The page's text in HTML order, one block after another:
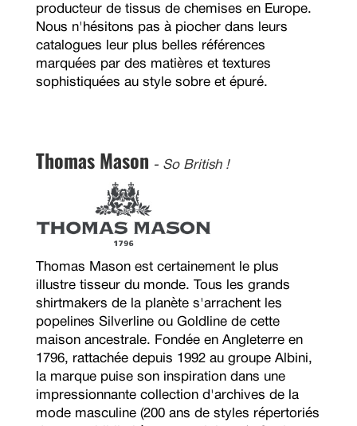
producteur de tissus de chemises en Europe.
Nous n'hésitons pas à piocher dans leurs
catalogues leur plus belles références
marquées par des matières et textures
sophistiquées au style sobre et épuré.
Thomas Mason - So British !
Thomas Mason est certainement le plus
illustre tisseur du monde. Tous les grands
shirtmakers de la planète s'arrachent les
popelines Silverline ou Goldline de cette
maison ancestrale. Fondée en Angleterre en
1796, rattachée depuis 1992 au groupe Albini,
la marque puise son inspiration dans une
impressionnante collection d'archives de la
mode masculine (200 ans de styles répertoriés